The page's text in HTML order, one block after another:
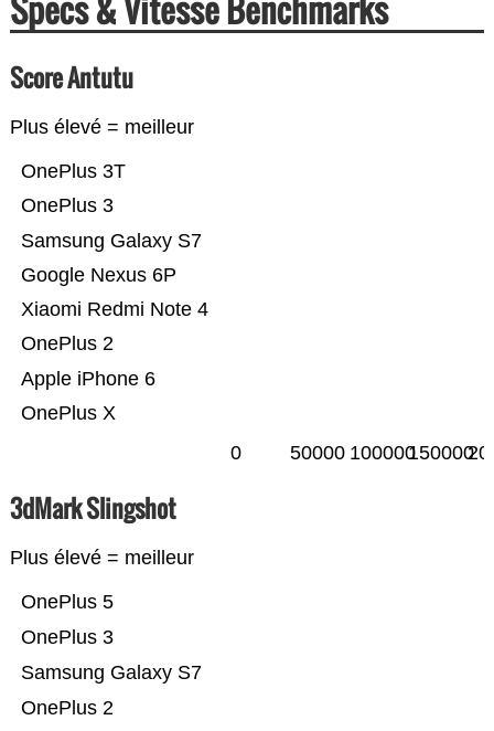
Score Antutu
Plus élevé = meilleur
OnePlus X
Apple iPhone 6
OnePlus 2
Xiaomi Redmi Note 4
Google Nexus 6P
Samsung Galaxy S7
OnePlus 3
OnePlus 3T
0 50000 100000150000
3dMark Slingshot
Plus élevé = meilleur
OnePlus 2
Samsung Galaxy S7
OnePlus 3
OnePlus 5